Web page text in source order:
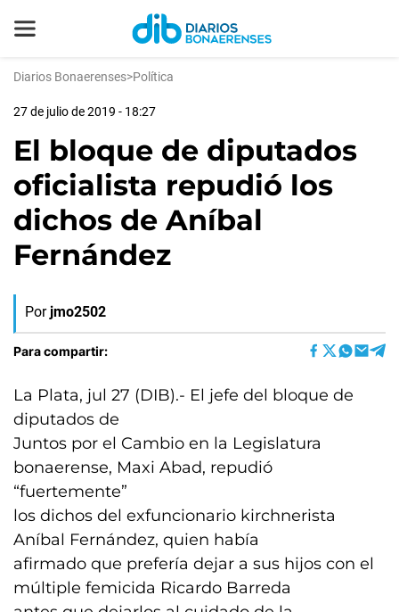
Diarios Bonaerenses>Política
27 de julio de 2019 - 18:27
El bloque de diputados
oficialista repudió los
dichos de Aníbal
Fernández
Por jmo2502
Para compartir:
La Plata, jul 27 (DIB).- El jefe del bloque de
diputados de
Juntos por el Cambio en la Legislatura
bonaerense, Maxi Abad, repudió
“fuertemente”
los dichos del exfuncionario kirchnerista
Aníbal Fernández, quien había
afirmado que prefería dejar a sus hijos con el
múltiple femicida Ricardo Barreda